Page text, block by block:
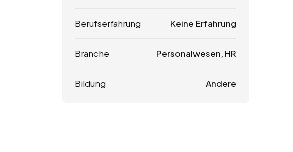
Berufserfahrung Keine Erfahrung
Branche Personalwesen, HR
Bildung Andere